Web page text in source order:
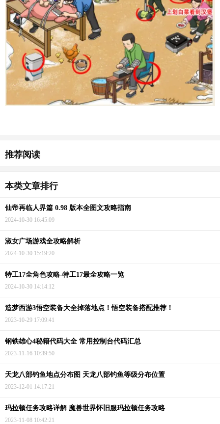
推荐阅读
本类文章排行
仙帝再临人界篇 0.98 版本全图文攻略指南
2024-10-30 16:45:09
淑女广场游戏全攻略解析
2024-10-30 15:19:20
特工17全角色攻略-特工17最全攻略一览
2024-10-30 14:14:12
造梦西游3悟空装备大全掉落地点！悟空装备搭配推荐！
2023-10-29 17:09:41
钢铁雄心4秘籍代码大全 常用控制台代码汇总
2023-11-16 10:39:50
天龙八部钓鱼地点分布图 天龙八部钓鱼等级分布位置
2023-12-01 14:17:21
玛拉顿任务攻略详解 魔兽世界怀旧服玛拉顿任务攻略
2023-11-08 10:42:21